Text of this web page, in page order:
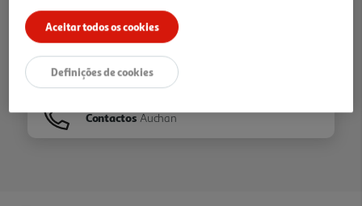
Ir para Homepage
Folhetos
Contactos Auchan
Aceitar todos os cookies
Definições de cookies